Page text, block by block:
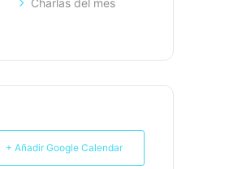
Charlas del mes
+ Añadir Google Calendar